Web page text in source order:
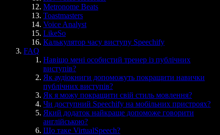
Metronome Beats
Toastmasters
Voice Analyst
LikeSo
Калькулятор часу виступу Speechify
FAQ
Навіщо мені особистий тренер із публічних
виступів?
Як аудіокниги допоможуть покращити навички
публічних виступів?
Як я можу покращити свій стиль мовлення?
Чи доступний Speechify на мобільних пристроях?
Який додаток найкраще допоможе говорити
англійською?
Що таке VirtualSpeech?